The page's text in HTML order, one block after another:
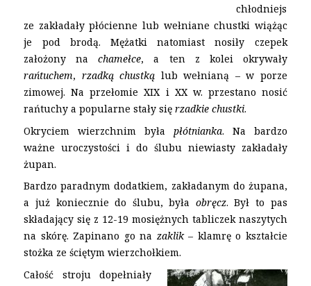
chłodniejs
ze zakładały płócienne lub wełniane chustki wiążąc
je pod brodą. Mężatki natomiast nosiły czepek
założony nachamełce, a ten z kolei okrywały
rańtuchem, rzadką chustką lub wełnianą – w porze
zimowej. Na przełomie XIX i XX w. przestano nosić
rańtuchy a popularne stały sięrzadkie chustki.
Okryciem wierzchnim była płótnianka. Na bardzo
ważne uroczystości i do ślubu niewiasty zakładały
żupan.
Bardzo paradnym dodatkiem, zakładanym do żupana,
a już koniecznie do ślubu, była obręcz. Był to pas
składający się z 12-19 mosiężnych tabliczek naszytych
na skórę. Zapinano go na zaklik– klamrę o kształcie
stożka ze ściętym wierzchołkiem.
Całość stroju dopełniały